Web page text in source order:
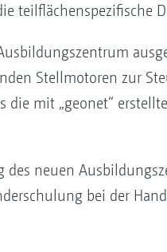
teilflächenspezifische
Stellmotoren zur
mit „geonet“
des neuen
bei der